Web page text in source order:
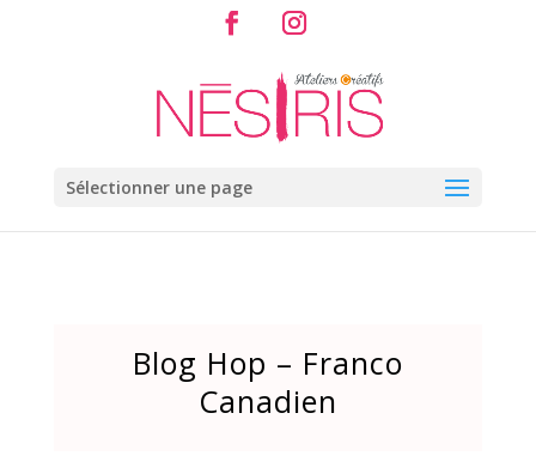
Sélectionner une page
Blog Hop – Franco
Canadien